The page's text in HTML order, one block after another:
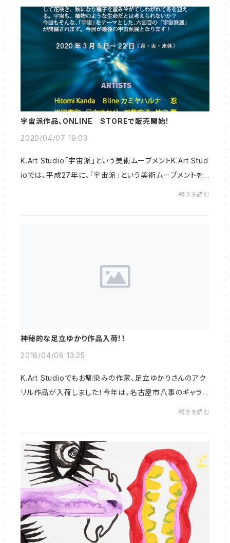
宇宙派作品、ONLINE STOREで販売開始！
2020/04/07 19:03
K.Art Studio「宇宙派」という美術ムーブメントK.Art Stud
ioでは、平成27年に、「宇宙派」という美術ムーブメントを
続きを読む
神秘的な足立ゆかり作品入荷！！
2018/04/08 13:25
K.Art Studioでもお馴染みの作家、足立ゆかりさんのアク
リル作品が入荷しました！今年は、名古屋市八事のギャラリ
続きを読む